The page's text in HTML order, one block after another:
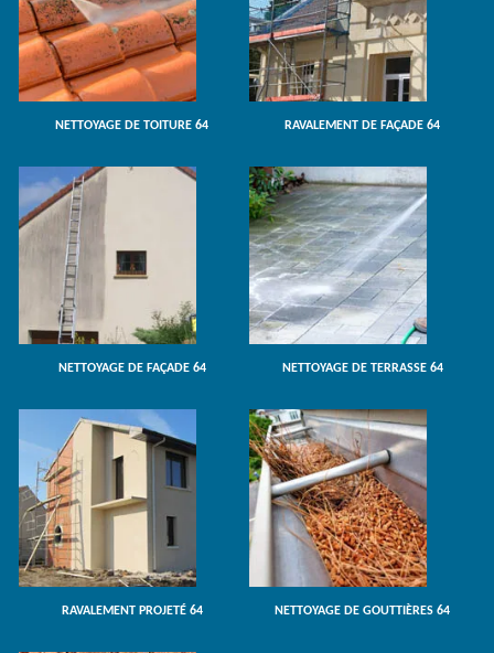
NETTOYAGE DE TOITURE 64 RAVALEMENT DE FAÇADE 64
NETTOYAGE DE FAÇADE 64 NETTOYAGE DE TERRASSE 64
RAVALEMENT PROJETÉ 64 NETTOYAGE DE GOUTTIÈRES 64